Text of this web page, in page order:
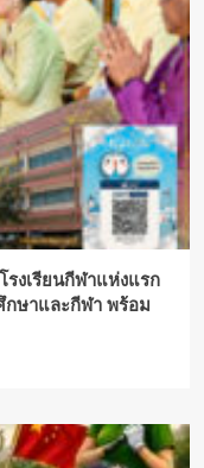
รงเรียนกีฬาแห่งแรก
กษาและกีฬา พร้อม